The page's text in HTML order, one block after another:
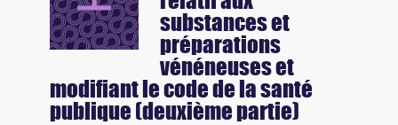
substances et
préparations
vénéneuses et
modifiant le code de la santé
publique (deuxième partie)